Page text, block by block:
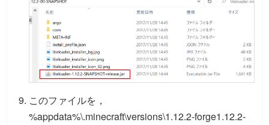
このファイルを，
%appdata%\.minecraft\versions\1.12.2-forge1.12.2-